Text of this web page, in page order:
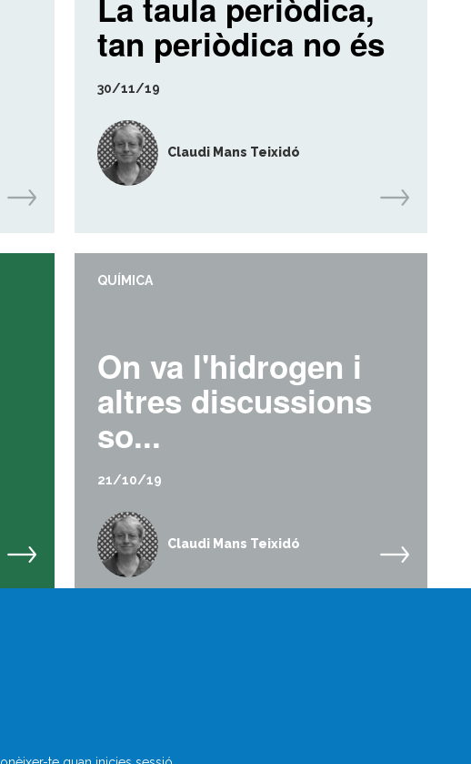
La taula periòdica,
tan periòdica no és
30/11/19
Claudi Mans Teixidó
QUÍMICA
On va l'hidrogen i
altres discussions
so...
21/10/19
Claudi Mans Teixidó